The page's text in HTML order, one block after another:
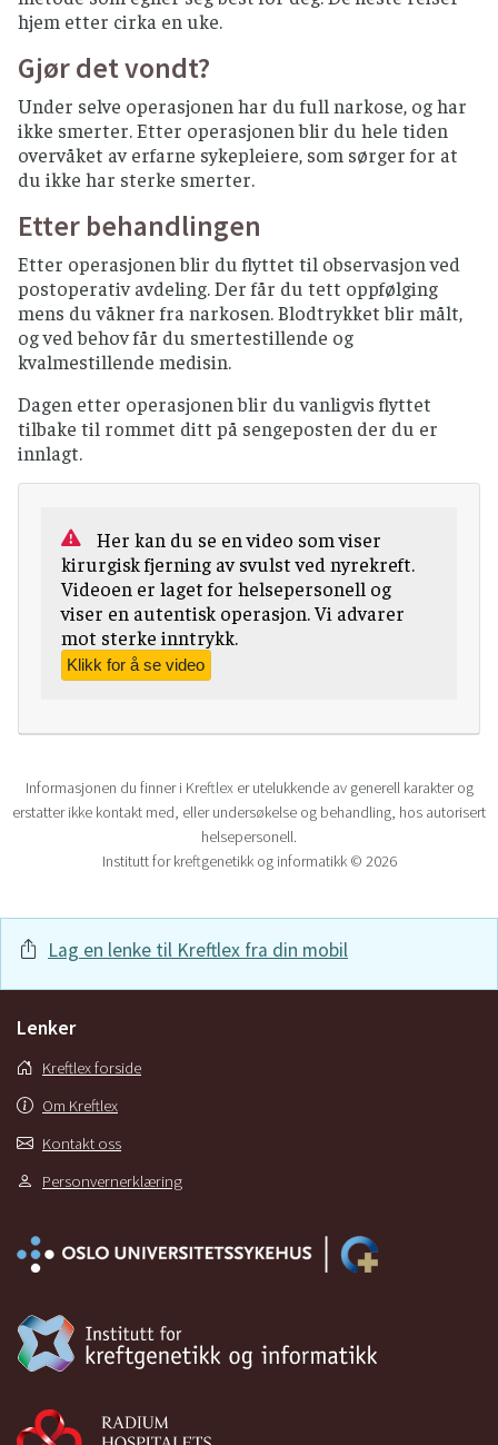
hjem etter cirka en uke.
Gjør det vondt?
Under selve operasjonen har du full narkose, og har
ikke smerter. Etter operasjonen blir du hele tiden
overvåket av erfarne sykepleiere, som sørger for at
du ikke har sterke smerter.
Etter behandlingen
Etter operasjonen blir du flyttet til observasjon ved
postoperativ avdeling. Der får du tett oppfølging
mens du våkner fra narkosen. Blodtrykket blir målt,
og ved behov får du smertestillende og
kvalmestillende medisin.
Dagen etter operasjonen blir du vanligvis flyttet
tilbake til rommet ditt på sengeposten der du er
innlagt.
Her kan du se en video som viser
kirurgisk fjerning av svulst ved nyrekreft.
Videoen er laget for helsepersonell og
viser en autentisk operasjon. Vi advarer
mot sterke inntrykk.
Informasjonen du finner i Kreftlex er utelukkende av generell karakter og
erstatter ikke kontakt med, eller undersøkelse og behandling, hos autorisert
helsepersonell.
Institutt for kreftgenetikk og informatikk © 2026
Lag en lenke til Kreftlex fra din mobil
Lenker
Kreftlex forside
Om Kreftlex
Kontakt oss
Personvernerklæring